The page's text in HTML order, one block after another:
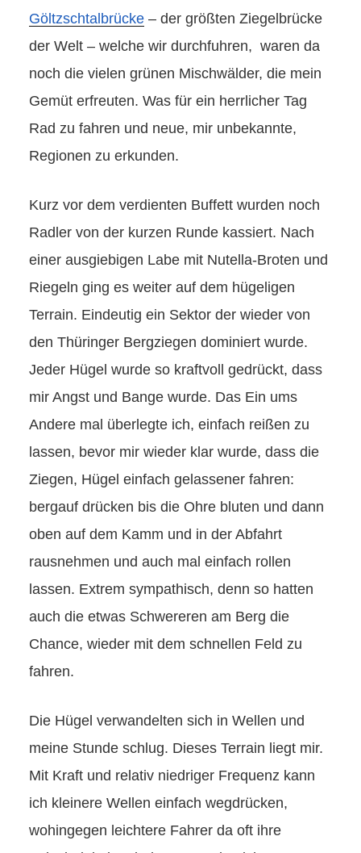
Göltzschtalbrücke – der größten Ziegelbrücke
der Welt – welche wir durchfuhren, waren da
noch die vielen grünen Mischwälder, die mein
Gemüt erfreuten. Was für ein herrlicher Tag
Rad zu fahren und neue, mir unbekannte,
Regionen zu erkunden.
Kurz vor dem verdienten Buffett wurden noch
Radler von der kurzen Runde kassiert. Nach
einer ausgiebigen Labe mit Nutella-Broten und
Riegeln ging es weiter auf dem hügeligen
Terrain. Eindeutig ein Sektor der wieder von
den Thüringer Bergziegen dominiert wurde.
Jeder Hügel wurde so kraftvoll gedrückt, dass
mir Angst und Bange wurde. Das Ein ums
Andere mal überlegte ich, einfach reißen zu
lassen, bevor mir wieder klar wurde, dass die
Ziegen, Hügel einfach gelassener fahren:
bergauf drücken bis die Ohre bluten und dann
oben auf dem Kamm und in der Abfahrt
rausnehmen und auch mal einfach rollen
lassen. Extrem sympathisch, denn so hatten
auch die etwas Schwereren am Berg die
Chance, wieder mit dem schnellen Feld zu
fahren.
Die Hügel verwandelten sich in Wellen und
meine Stunde schlug. Dieses Terrain liegt mir.
Mit Kraft und relativ niedriger Frequenz kann
ich kleinere Wellen einfach wegdrücken,
wohingegen leichtere Fahrer da oft ihre